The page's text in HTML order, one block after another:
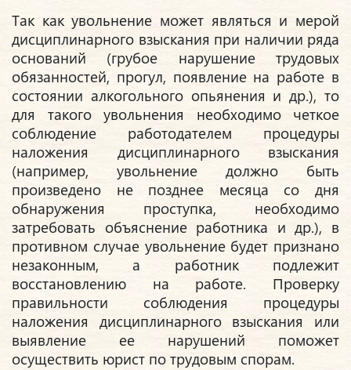
Так как увольнение может являться и мерой
дисциплинарного взыскания при наличии ряда
оснований (грубое нарушение трудовых
обязанностей, прогул, появление на работе в
состоянии алкогольного опьянения и др.), то
для такого увольнения необходимо четкое
соблюдение работодателем процедуры
наложения дисциплинарного взыскания
(например, увольнение должно быть
произведено не позднее месяца со дня
обнаружения проступка, необходимо
затребовать объяснение работника и др.), в
противном случае увольнение будет признано
незаконным, а работник подлежит
восстановлению на работе. Проверку
правильности соблюдения процедуры
наложения дисциплинарного взыскания или
выявление ее нарушений поможет
осуществить юрист по трудовым спорам.